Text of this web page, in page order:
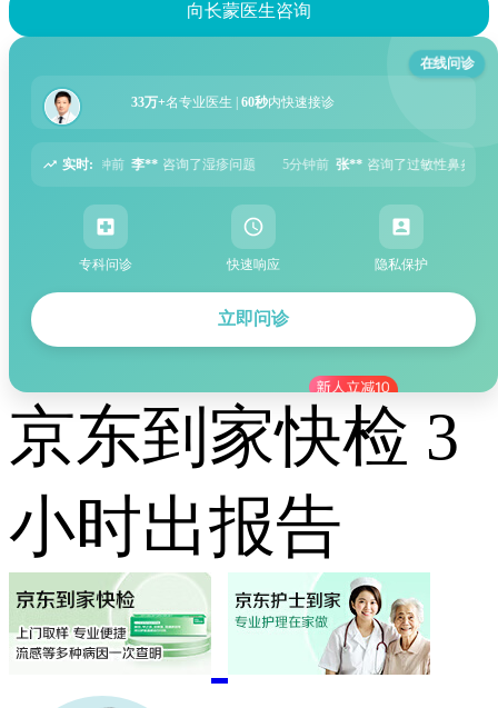
向长蒙医生咨询
在线问诊
33万+名专业医生 | 60秒内快速接诊
实时:
湿疹问题 5分钟前 张** 咨询了过敏性鼻炎问题 6分钟前 周** 咨询了胃痛问
专科问诊 快速响应 隐私保护
立即问诊
京东到家快检 3
小时出报告